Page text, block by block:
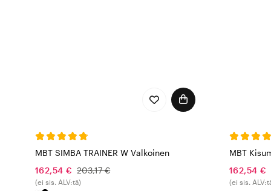
MBT SIMBA TRAINER W Valkoinen
162,54 € 203,17 €
(ei sis. ALV:tä)
MBT
162,54 €
(ei sis.